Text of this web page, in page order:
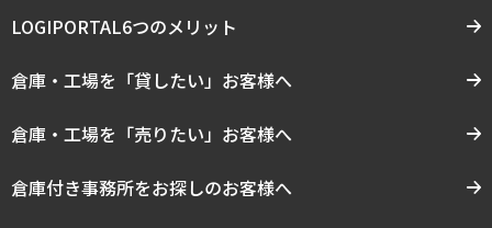
LOGIPORTAL6つのメリット
倉庫・工場を「貸したい」お客様へ
倉庫・工場を「売りたい」お客様へ
倉庫付き事務所をお探しのお客様へ